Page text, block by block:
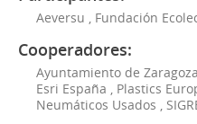
Aeversu , Fundación
Cooperadores:
Ayuntamiento de Zaragoza
Esri España , Plastics
Neumáticos Usados ,